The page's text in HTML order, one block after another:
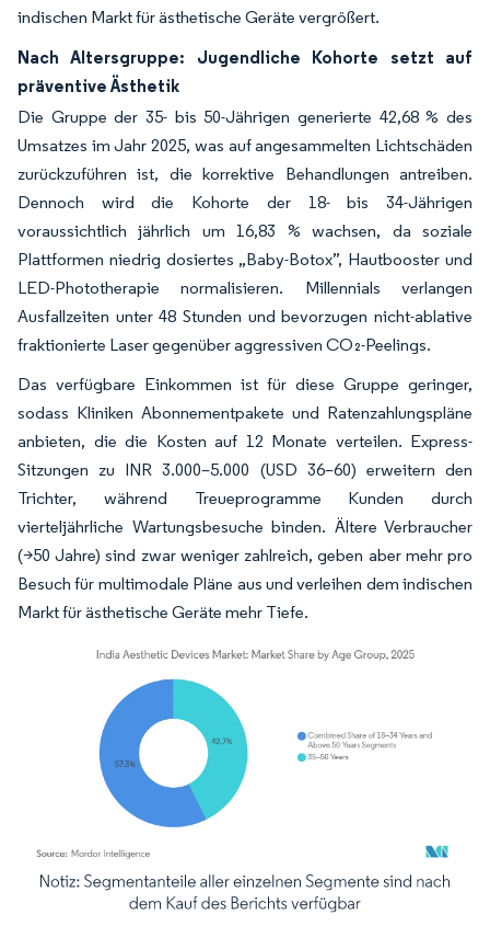
indischen Markt für ästhetische Geräte vergrößert.
Nach Altersgruppe: Jugendliche Kohorte setzt auf
präventive Ästhetik
Die Gruppe der 35- bis 50-Jährigen generierte 42,68 % des
Umsatzes im Jahr 2025, was auf angesammelten Lichtschäden
zurückzuführen ist, die korrektive Behandlungen antreiben.
Dennoch wird die Kohorte der 18- bis 34-Jährigen
voraussichtlich jährlich um 16,83 % wachsen, da soziale
Plattformen niedrig dosiertes „Baby-Botox”, Hautbooster und
LED-Phototherapie normalisieren. Millennials verlangen
Ausfallzeiten unter 48 Stunden und bevorzugen nicht-ablative
fraktionierte Laser gegenüber aggressiven CO₂-Peelings.
Das verfügbare Einkommen ist für diese Gruppe geringer,
sodass Kliniken Abonnementpakete und Ratenzahlungspläne
anbieten, die die Kosten auf 12 Monate verteilen. Express-
Sitzungen zu INR 3.000–5.000 (USD 36–60) erweitern den
Trichter, während Treueprogramme Kunden durch
vierteljährliche Wartungsbesuche binden. Ältere Verbraucher
(>50 Jahre) sind zwar weniger zahlreich, geben aber mehr pro
Besuch für multimodale Pläne aus und verleihen dem indischen
Markt für ästhetische Geräte mehr Tiefe.
Bild © Mordor Intelligence. Wiederverwendung erfordert Namensnennung